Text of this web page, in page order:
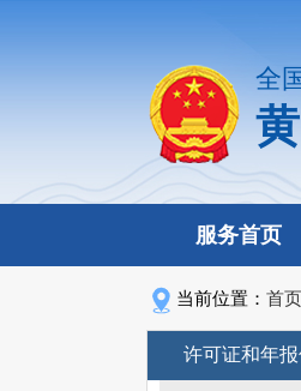
全
服务首页
当前位置： 首页
许可证和年